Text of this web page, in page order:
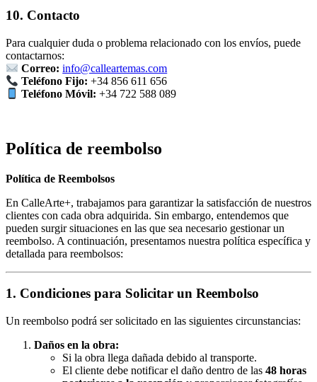
10. Contacto
Para cualquier duda o problema relacionado con los envíos, puede
contactarnos:
Correo: info@calleartemas.com
Teléfono Fijo: +34 856 611 656
Teléfono Móvil: +34 722 588 089
Política de reembolso
Política de Reembolsos
En CalleArte+, trabajamos para garantizar la satisfacción de nuestros
clientes con cada obra adquirida. Sin embargo, entendemos que
pueden surgir situaciones en las que sea necesario gestionar un
reembolso. A continuación, presentamos nuestra política específica y
detallada para reembolsos:
1. Condiciones para Solicitar un Reembolso
Un reembolso podrá ser solicitado en las siguientes circunstancias:
Daños en la obra:
Si la obra llega dañada debido al transporte.
El cliente debe notificar el daño dentro de las 48 horas